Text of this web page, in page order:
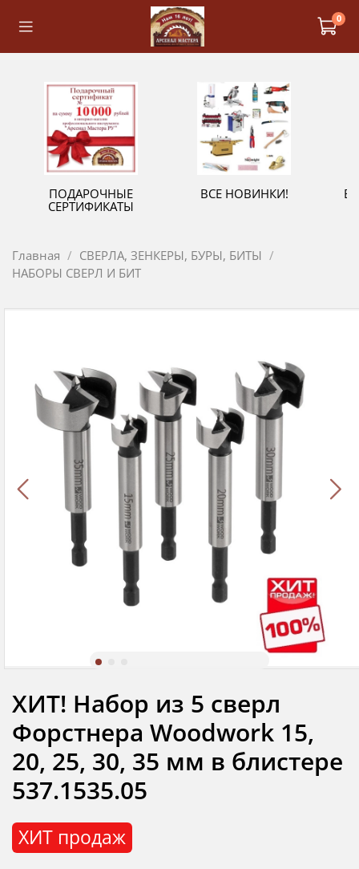
0
ПОДАРОЧНЫЕ
СЕРТИФИКАТЫ
ВСЕ НОВИНКИ!
Главная
СВЕРЛА, ЗЕНКЕРЫ, БУРЫ, БИТЫ
НАБОРЫ СВЕРЛ И БИТ
ХИТ продаж
ХИТ! Набор из 5 сверл
Форстнера Woodwork 15,
20, 25, 30, 35 мм в блистере
537.1535.05